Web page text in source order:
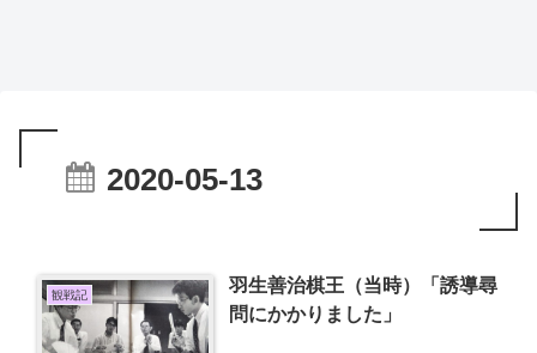
2020-05-13
観戦記
羽生善治棋王（当時）「誘導尋
問にかかりました」